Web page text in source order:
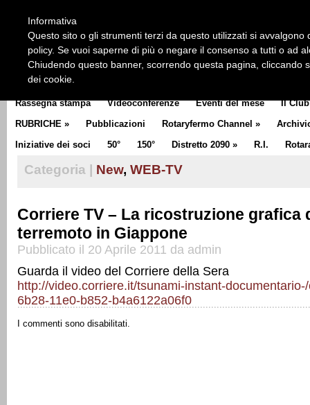
CLUB COMMUNICATOR
Rassegna stampa Videoconferenze Eventi del mese Il Club
RUBRICHE » Pubblicazioni Rotaryfermo Channel »
Iniziative dei soci
50° 150° Distretto 2090 » R.I.
Categoria | New, WEB-TV
Corriere TV – La ricostruzione grafica
terremoto in Giappone
Pubblicato il 20 Aprile 2011 da admin
Guarda il video del Corriere della Sera
http://video.corriere.it/tsunami-instant-
6b28-11e0-b852-b4a6122a06f0
I commenti sono disabilitati.
Informativa
Questo sito o gli strumenti terzi da questo utilizzati si
policy. Se vuoi saperne di più o negare il consenso a tutti o ad
Chiudendo questo banner, scorrendo questa pagina, cliccando
dei cookie.